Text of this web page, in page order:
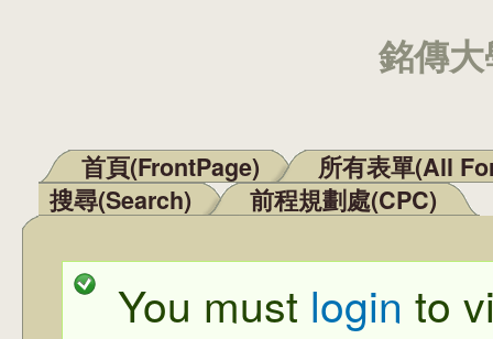
銘傳
Main menu
首頁(FrontPage)
所有表單(All
搜尋(Search)
前程規劃處(CPC)
Status message
You must login to